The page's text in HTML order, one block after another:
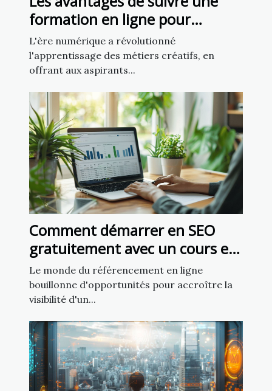
formation en ligne pour
devenir tatoueur professionnel
L'ère numérique a révolutionné
l'apprentissage des métiers créatifs, en
offrant aux aspirants...
Comment démarrer en SEO
gratuitement avec un cours en
ligne
Le monde du référencement en ligne
bouillonne d'opportunités pour accroître la
visibilité d'un...